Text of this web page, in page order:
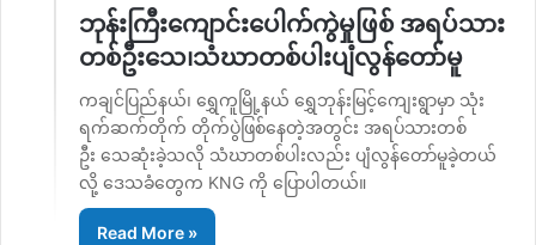
ဘုန်းကြီးကျောင်းပေါက်ကွဲမှုဖြစ် အရပ်သား
တစ်ဦးသေ၊သံဃာတစ်ပါးပျံလွန်တော်မူ
ကချင်ပြည်နယ်၊ ရွှေကူမြို့နယ် ရွှေဘုန်းမြင့်ကျေးရွာမှာ သုံး
ရက်ဆက်တိုက် တိုက်ပွဲဖြစ်နေတဲ့အတွင်း အရပ်သားတစ်
ဦး သေဆုံးခဲ့သလို သံဃာတစ်ပါးလည်း ပျံလွန်တော်မူခဲ့တယ်
လို့ ဒေသခံတွေက KNG ကို ပြောပါတယ်။
Read More »